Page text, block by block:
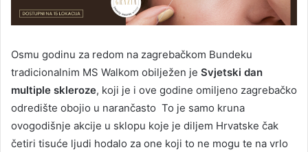
Osmu godinu za redom na zagrebačkom Bundeku
tradicionalnim MS Walkom obilježen je Svjetski dan
multiple skleroze, koji je i ove godine omiljeno zagrebačko
odredište obojio u narančasto To je samo kruna
ovogodišnje akcije u sklopu koje je diljem Hrvatske čak
četiri tisuće ljudi hodalo za one koji to ne mogu te na vrlo